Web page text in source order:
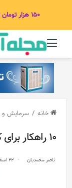
۱۵۰ هزار تومان تخفیف
منو
خانه / سرمایش و
10 راهکار برای کاهش مصرف برق کولر آبی
ناصر محمدیان 22 اسفند 1400